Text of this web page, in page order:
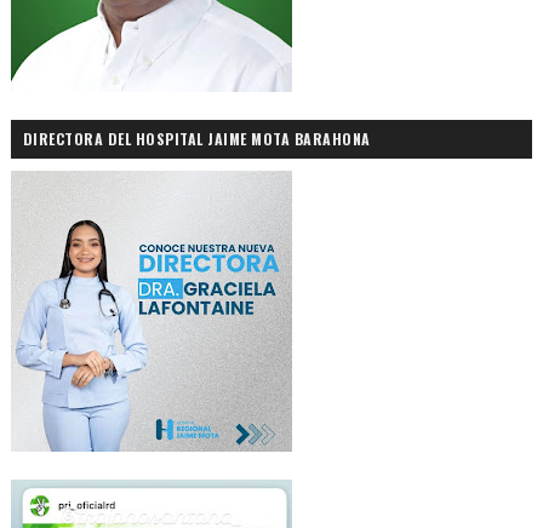
DIRECTORA DEL HOSPITAL JAIME MOTA BARAHONA